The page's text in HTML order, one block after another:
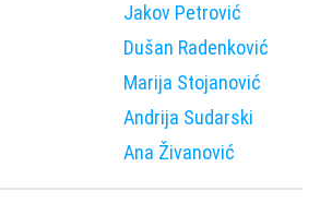
Jakov Petrović
Dušan Radenković
Marija Stojanović
Andrija Sudarski
Ana Živanović